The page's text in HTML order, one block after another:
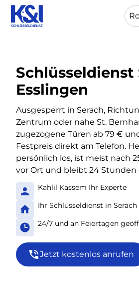
Schlüsseldienst
Esslingen
Ausgesperrt in Serach,
Zentrum oder nahe St.
zugezogene Türen ab 79 €
Festpreis direkt am Telefon.
persönlich los, ist meist nach
vor Ort und bleibt 24 Stunden
Kahlil Kassem Ihr Experte
Ihr Schlüsseldienst in Serach
24/7 und an Feiertagen
Jetzt kostenlos anrufen